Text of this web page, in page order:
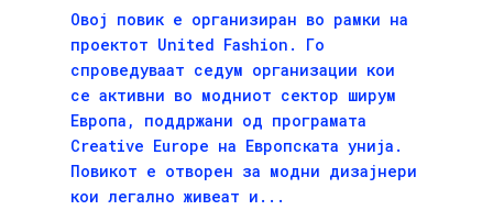
Овој повик е организиран во рамки на
проектот United Fashion. Го
спроведуваaт седум организации кои
се активни во модниот сектор ширум
Европа, поддржани од програмата
Creative Europe на Европската унија.
Повикот е отворен за модни дизајнери
кои легално живеат и...